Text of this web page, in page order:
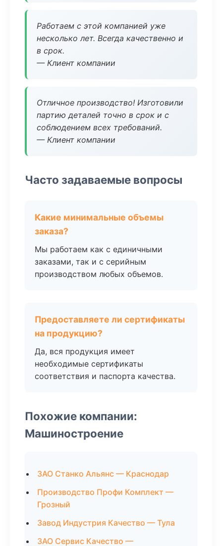
Работаем с этой компанией уже
несколько лет. Всегда качественно и
в срок.
— Клиент компании
Отличное производство! Изготовили
партию деталей точно в срок и с
соблюдением всех требований.
— Клиент компании
Часто задаваемые вопросы
Какие минимальные объемы
заказа?
Мы работаем как с единичными
заказами, так и с серийным
производством любых объемов.
Предоставляете ли сертификаты
на продукцию?
Да, вся продукция имеет
необходимые сертификаты
соответствия и паспорта качества.
Похожие компании:
Машиностроение
ЗАО Станко Альянс — Краснодар
Производство Профи Комплект —
Грозный
Завод Индустрия Качество — Тула
ЗАО Сервис Качество —